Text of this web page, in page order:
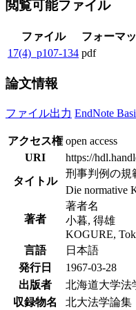
閲覧可能ファイル
ファイル フォーマ
17(4)_p107-134 pdf
論文情報
ファイル出力 EndNote
アクセス権 open access
URI
https://
タイトル
刑事判例の
Die normative
著者
著者名
小暮, 得雄
KOGURE,
言語
日本語
発行日
1967-03-28
出版者
北海道大学法
収録物名
北大法学論集